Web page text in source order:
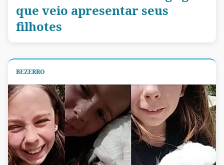
que veio apresentar seus
filhotes
BEZERRO